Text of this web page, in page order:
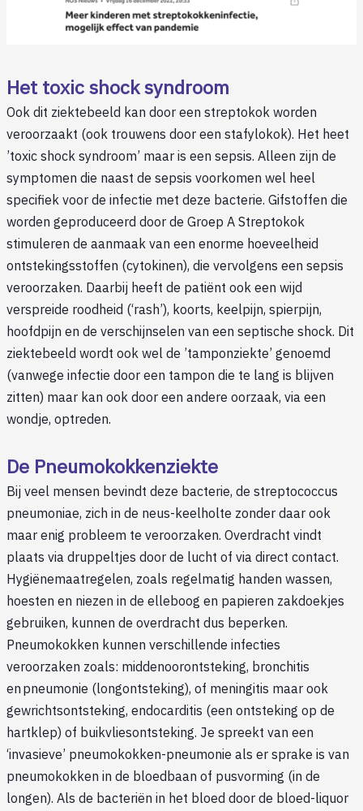
Het toxic shock syndroom
Ook dit ziektebeeld kan door een streptokok worden
veroorzaakt (ook trouwens door een stafylokok). Het heet
’toxic shock syndroom’ maar is een sepsis. Alleen zijn de
symptomen die naast de sepsis voorkomen wel heel
specifiek voor de infectie met deze bacterie. Gifstoffen die
worden geproduceerd door de Groep A Streptokok
stimuleren de aanmaak van een enorme hoeveelheid
ontstekingsstoffen (cytokinen), die vervolgens een sepsis
veroorzaken. Daarbij heeft de patiënt ook een wijd
verspreide roodheid (‘rash’), koorts, keelpijn, spierpijn,
hoofdpijn en de verschijnselen van een septische shock. Dit
ziektebeeld wordt ook wel de ’tamponziekte’ genoemd
(vanwege infectie door een tampon die te lang is blijven
zitten) maar kan ook door een andere oorzaak, via een
wondje, optreden.
De Pneumokokkenziekte
Bij veel mensen bevindt deze bacterie, de streptococcus
pneumoniae, zich in de neus-keelholte zonder daar ook
maar enig probleem te veroorzaken. Overdracht vindt
plaats via druppeltjes door de lucht of via direct contact.
Hygiënemaatregelen, zoals regelmatig handen wassen,
hoesten en niezen in de elleboog en papieren zakdoekjes
gebruiken, kunnen de overdracht dus beperken.
Pneumokokken kunnen verschillende infecties
veroorzaken zoals: middenoorontsteking, bronchitis
en pneumonie (longontsteking), of meningitis maar ook
gewrichtsontsteking, endocarditis (een ontsteking op de
hartklep) of buikvliesontsteking. Je spreekt van een
‘invasieve’ pneumokokken-pneumonie als er sprake is van
pneumokokken in de bloedbaan of pusvorming (in de
longen). Als de bacteriën in het bloed door de bloed-liquor